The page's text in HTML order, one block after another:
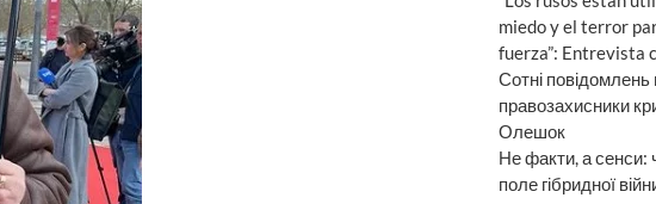
miedo y el terror
fuerza”: Entrevista
Сотні повідомлень
правозахисники
Олешок
Не факти, а сенси:
поле гібридної